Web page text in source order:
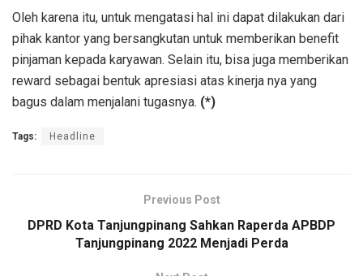
Oleh karena itu, untuk mengatasi hal ini dapat dilakukan dari
pihak kantor yang bersangkutan untuk memberikan benefit
pinjaman kepada karyawan. Selain itu, bisa juga memberikan
reward sebagai bentuk apresiasi atas kinerja nya yang
bagus dalam menjalani tugasnya. (*)
Tags: Headline
Previous Post
DPRD Kota Tanjungpinang Sahkan Raperda APBDP
Tanjungpinang 2022 Menjadi Perda